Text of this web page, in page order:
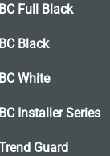
Full Black
Black
White
Installer Series
Guard